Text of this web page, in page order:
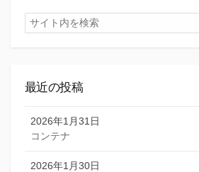
検
索
最近の投稿
2026年1月31日
コンテナ
2026年1月30日